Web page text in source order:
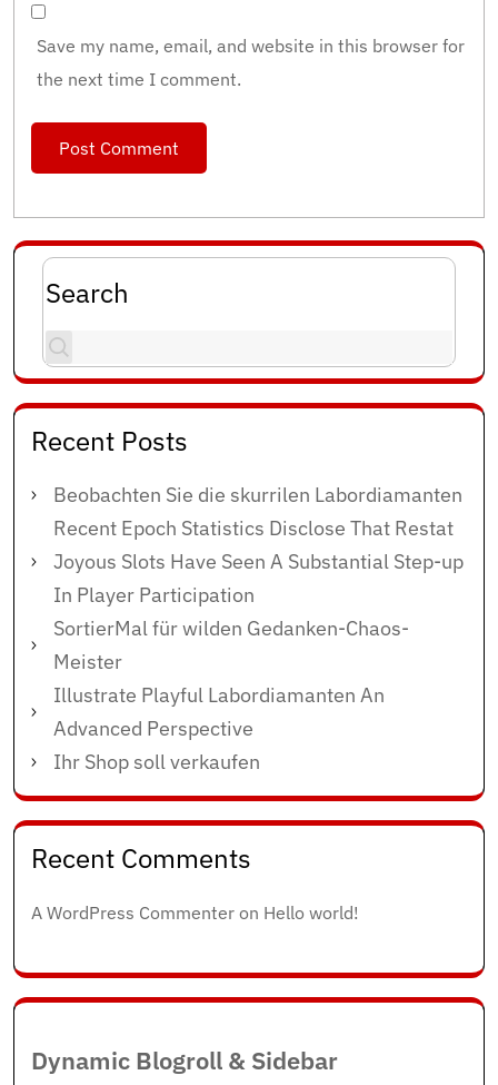
Save my name, email, and website in this browser for
the next time I comment.
Search
Recent Posts
Beobachten Sie die skurrilen Labordiamanten
Recent Epoch Statistics Disclose That Restat
Joyous Slots Have Seen A Substantial Step-up
In Player Participation
SortierMal für wilden Gedanken-Chaos-
Meister
Illustrate Playful Labordiamanten An
Advanced Perspective
Ihr Shop soll verkaufen
Recent Comments
A WordPress Commenter on Hello world!
Dynamic Blogroll & Sidebar